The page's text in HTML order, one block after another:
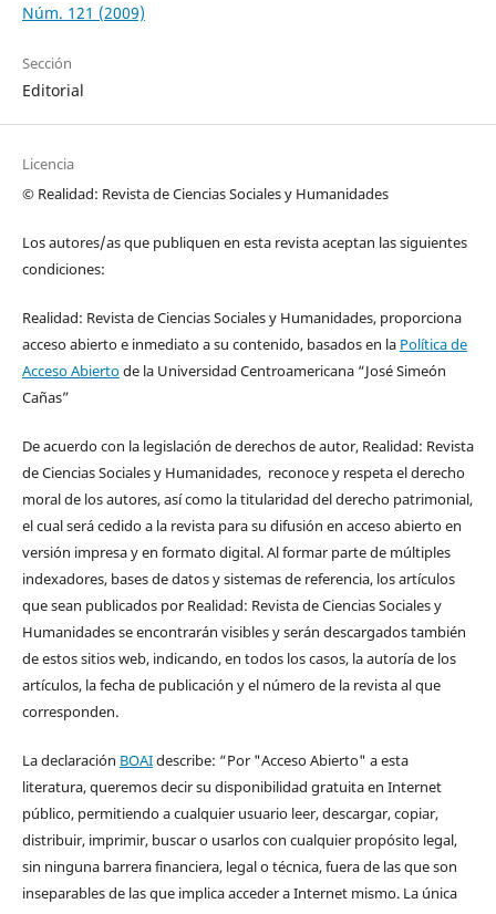
Núm. 121 (2009)
Sección
Editorial
Licencia
© Realidad: Revista de Ciencias Sociales y Humanidades
Los autores/as que publiquen en esta revista aceptan las siguientes
condiciones:
Realidad: Revista de Ciencias Sociales y Humanidades, proporciona
acceso abierto e inmediato a su contenido, basados en la Política de
Acceso Abiertode la Universidad Centroamericana “José Simeón
Cañas”
De acuerdo con la legislación de derechos de autor, Realidad: Revista
de Ciencias Sociales y Humanidades, reconoce y respeta el derecho
moral de los autores, así como la titularidad del derecho patrimonial,
el cual será cedido a la revista para su difusión en acceso abierto en
versión impresa y en formato digital. Al formar parte de múltiples
indexadores, bases de datos y sistemas de referencia, los artículos
que sean publicados por Realidad: Revista de Ciencias Sociales y
Humanidades se encontrarán visibles y serán descargados también
de estos sitios web, indicando, en todos los casos, la autoría de los
artículos, la fecha de publicación y el número de la revista al que
corresponden.
La declaración BOAIdescribe: “Por "Acceso Abierto" a esta
literatura, queremos decir su disponibilidad gratuita en Internet
público, permitiendo a cualquier usuario leer, descargar, copiar,
distribuir, imprimir, buscar o usarlos con cualquier propósito legal,
sin ninguna barrera financiera, legal o técnica, fuera de las que son
inseparables de las que implica acceder a Internet mismo. La única